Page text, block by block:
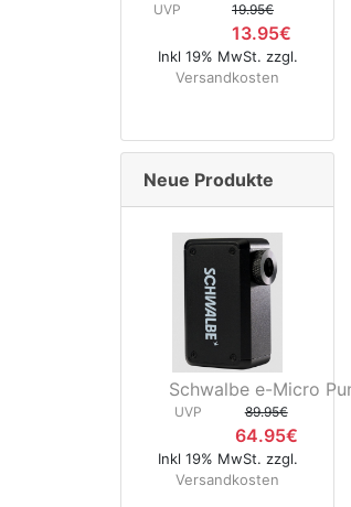
UVP 19.95€
13.95€
Inkl 19% MwSt. zzgl.
Versandkosten
Neue Produkte
Schwalbe e-Micro
UVP 89.95€
64.95€
Inkl 19% MwSt. zzgl.
Versandkosten